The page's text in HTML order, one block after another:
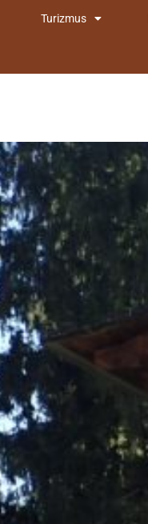
Turizmus